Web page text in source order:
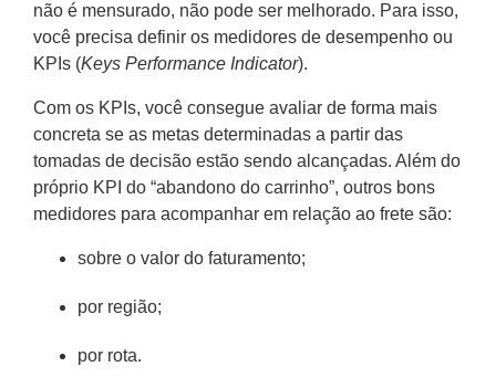
não é mensurado, não pode ser melhorado. Para isso,
você precisa definir os medidores de desempenho ou
KPIs (Keys Performance Indicator).
Com os KPIs, você consegue avaliar de forma mais
concreta se as metas determinadas a partir das
tomadas de decisão estão sendo alcançadas. Além do
próprio KPI do “abandono do carrinho”, outros bons
medidores para acompanhar em relação ao frete são:
sobre o valor do faturamento;
por região;
por rota.